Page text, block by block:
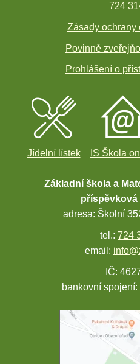
724
Zásady ochrany
Povinně
Prohlášení o
Jídelní lístek IS Škola
Základní škola a
příspěvková
adresa: Školní
tel.: 724
email:
IČ:
bankovní